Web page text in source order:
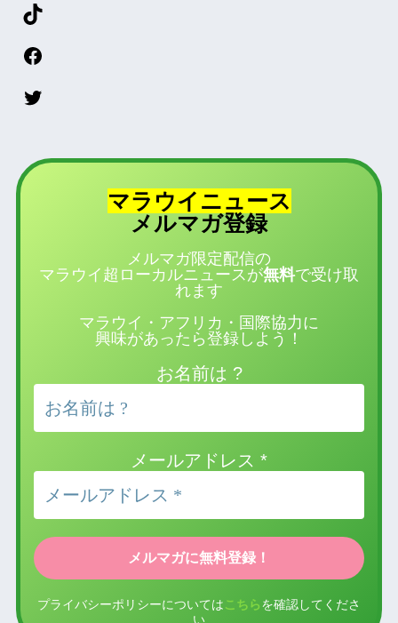
マラウイニュース
メルマガ登録
メルマガ限定配信の
マラウイ超ローカルニュースが無料で受け取
れます
マラウイ・アフリカ・国際協力に
興味があったら登録しよう！
お名前は ?
メールアドレス *
プライバシーポリシーについては こちら を確認してくださ
い